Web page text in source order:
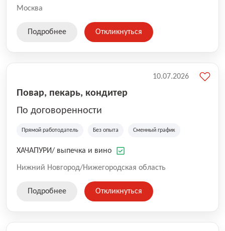
Москва
Подробнее Откликнуться
Повар, пекарь, кондитер
По договоренности
Прямой работодатель Без опыта Сменный график
ХАЧАПУРИ/ выпечка и вино
Нижний Новгород/Нижегородская область
10.07.2026
Подробнее Откликнуться